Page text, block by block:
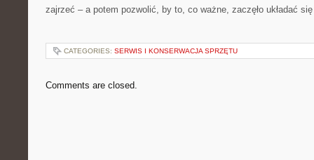
zajrzeć – a potem pozwolić, by to, co ważne, zaczęło układać
CATEGORIES: SERWIS I KONSERWACJA SPRZĘTU
Comments are closed.